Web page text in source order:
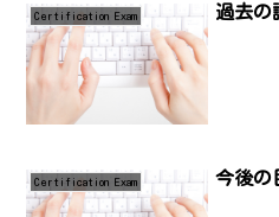
Certification Exam 過去の
Certification Exam 今後の